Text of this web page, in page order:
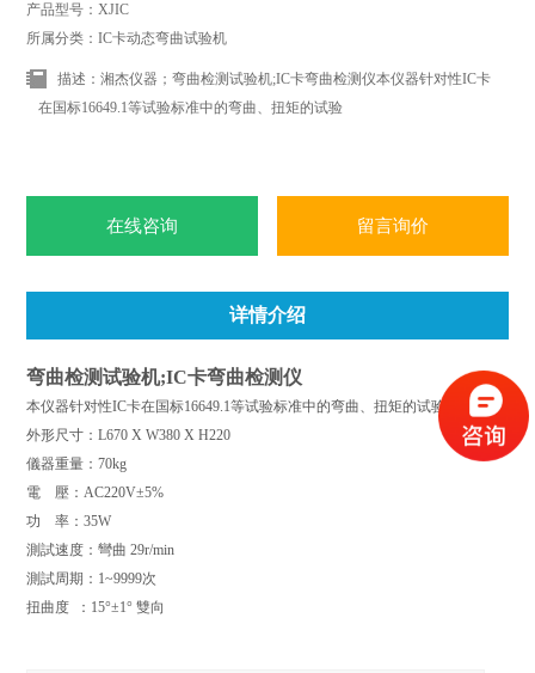
产品型号：XJIC
所属分类：IC卡动态弯曲试验机
描述：湘杰仪器；弯曲检测试验机;IC卡弯曲检测仪本仪器针对性IC卡
在国标16649.1等试验标准中的弯曲、扭矩的试验
在线咨询 留言询价
详情介绍
弯曲检测试验机;IC卡弯曲检测仪
本仪器针对性IC卡在国标16649.1等试验标准中的弯曲、扭矩的试验;
外形尺寸：L670 X W380 X H220
儀器重量：70kg
電 壓：AC220V±5%
功 率：35W
測試速度：彎曲 29r/min
測試周期：1~9999次
扭曲度 ：15°±1° 雙向